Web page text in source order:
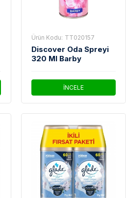
Ürün Kodu: TT020157
Discover Oda Spreyi
320 Ml Barby
İNCELE